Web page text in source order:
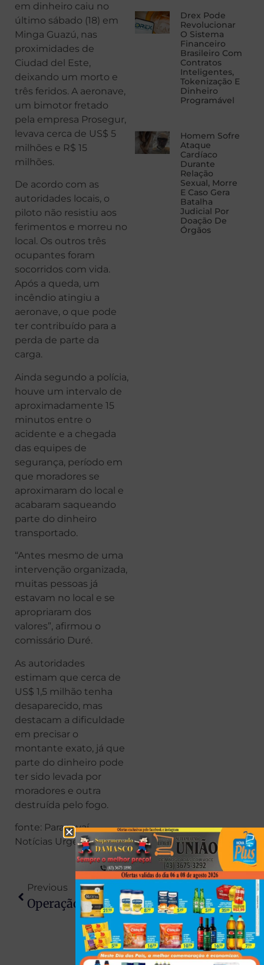
em dinheiro caiu no
último sábado (18) em
Minga Guazú, nas
proximidades de
Ciudad del Este,
deixando um morto e
três feridos. A aeronave,
um bimotor fretado
pela empresa Prosegur,
levava cerca de US$ 5
milhões e R$ 15
milhões.
De acordo com as
autoridades locais, o
piloto não resistiu aos
ferimentos e morreu no
local. Os outros três
ocupantes foram
socorridos com vida.
Após a queda, um
incêndio atingiu a
aeronave, o que pode
ter contribuído para a
perda de parte da
carga.
Ainda segundo a polícia,
houve um intervalo de
aproximadamente 15
minutos entre o
acidente e a chegada
das equipes de
segurança, período em
que moradores se
aproximaram do local e
acabaram saqueando
parte do dinheiro
transportado.
“Antes mesmo de uma
intervenção organizada,
muitas pessoas já
estavam no local e se
apropriaram dos
valores”, afirmou o
comissário Duré.
As autoridades
estimam que cerca de
US$ 1,5 milhão tenha
desaparecido, mas
destacam a dificuldade
em precisar o
montante exato, já que
parte do dinheiro pode
ter sido levada por
moradores e outra
destruída pelo fogo.
fonte: Paranavaí
Notícias Urgentes
Drex Pode
Revolucionar
O Sistema
Financeiro
Brasileiro Com
Contratos
Inteligentes,
Tokenização E
Dinheiro
Programável
Homem Sofre
Ataque
Cardíaco
Durante
Relação
Sexual, Morre
E Caso Gera
Batalha
Judicial Por
Doação De
Órgãos
Previous
Operação Policial Em Sarandi Mira Desmanche E Recupera Veículos Furtados
Next
Menor É Apreendido Por Tráfico E Moto Adulterada Após Tentativa De Fuga Em Itaguajé